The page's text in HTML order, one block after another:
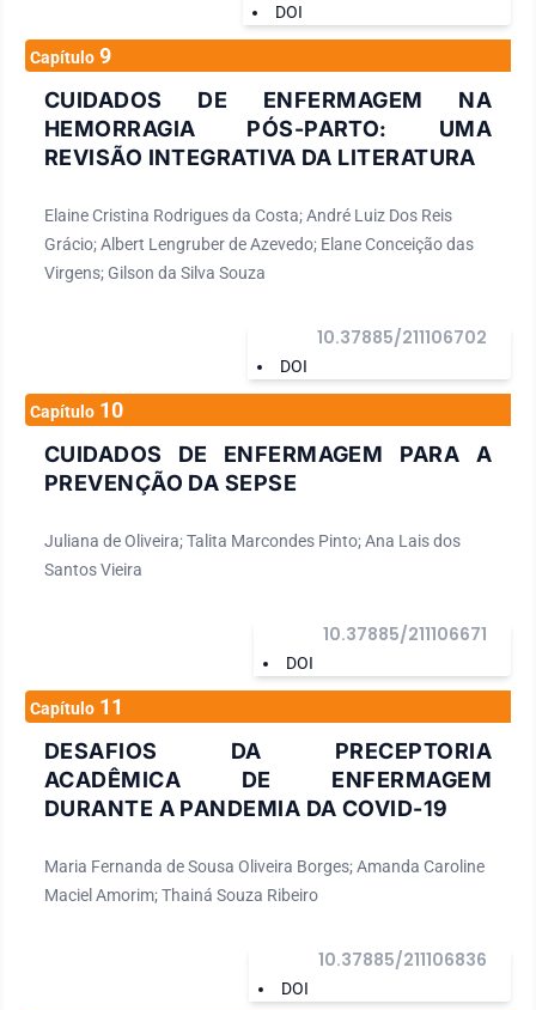
DOI
Capítulo 9
CUIDADOS DE ENFERMAGEM NA
HEMORRAGIA PÓS-PARTO: UMA
REVISÃO INTEGRATIVA DA LITERATURA
Elaine Cristina Rodrigues da Costa; André Luiz Dos Reis
Grácio; Albert Lengruber de Azevedo; Elane Conceição das
Virgens; Gilson da Silva Souza
DOI
10.37885/211106702
Capítulo 10
CUIDADOS DE ENFERMAGEM PARA A
PREVENÇÃO DA SEPSE
Juliana de Oliveira; Talita Marcondes Pinto; Ana Lais dos
Santos Vieira
DOI
10.37885/211106671
Capítulo 11
DESAFIOS DA PRECEPTORIA
ACADÊMICA DE ENFERMAGEM
DURANTE A PANDEMIA DA COVID-19
Maria Fernanda de Sousa Oliveira Borges; Amanda Caroline
Maciel Amorim; Thainá Souza Ribeiro
DOI
10.37885/211106836